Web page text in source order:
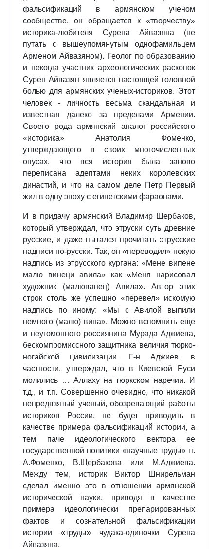
фальсификаций в армянском ученом
сообществе, он обращается к «творчеству»
историка-любителя Сурена Айвазяна (не
путать с вышеупомянутым однофамильцем
Арменом Айвазяном). Геолог по образованию
и некогда участник археологических раскопок
Сурен Айвазян является настоящей головной
болью для армянских ученых-историков. Этот
человек - личность весьма скандальная и
известная далеко за пределами Армении.
Своего рода армянский аналог российского
«историка» Анатолия Фоменко,
утверждающего в своих многочисленных
опусах, что вся история была заново
переписана адептами неких королевских
династий, и что на самом деле Петр Первый
жил в одну эпоху с египетскими фараонами.
И в придачу армянский Владимир Щербаков,
который утверждал, что этруски суть древние
русские, и даже пытался прочитать этрусские
надписи по-русски. Так, он «переводил» некую
надпись из этрусского кургана: «Мене випене
малю винеци авила» как «Меня нарисовал
художник (малюванец) Авила». Автор этих
строк столь же успешно «перевел» искомую
надпись по иному: «Мы с Авилой выпили
немного (малю) вина». Можно вспомнить еще
и неугомонного россиянина Мурада Аджиева,
бескомпромиссного защитника величия тюрко-
ногайской цивилизации. Г-н Аджиев, в
частности, утверждал, что в Киевской Руси
молились … Аллаху на тюркском наречии. И
т.д., и т.п. Совершенно очевидно, что никакой
непредвзятый ученый, обозревающий работы
историков России, не будет приводить в
качестве примера фальсификаций истории, а
тем паче идеологического вектора ее
государственной политики «научные труды» гг.
А.Фоменко, В.Щербакова или М.Аджиева.
Между тем, историк Виктор Шнирельман
сделал именно это в отношении армянской
исторической науки, приводя в качестве
примера идеологически препарированных
фактов и сознательной фальсификации
истории «труды» чудака-одиночки Сурена
Айвазяна.